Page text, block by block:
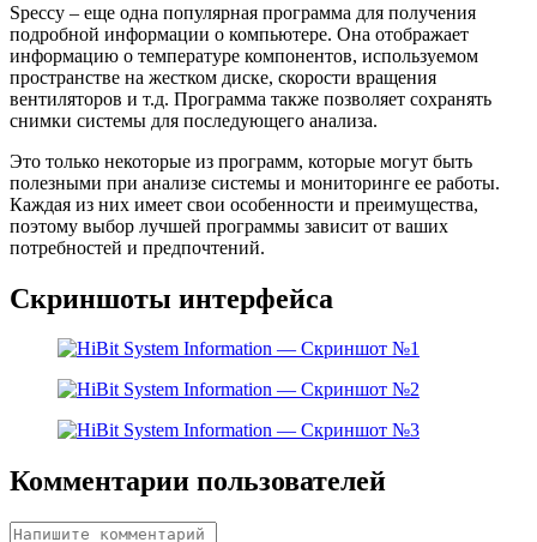
Speccy – еще одна популярная программа для получения
подробной информации о компьютере. Она отображает
информацию о температуре компонентов, используемом
пространстве на жестком диске, скорости вращения
вентиляторов и т.д. Программа также позволяет сохранять
снимки системы для последующего анализа.
Это только некоторые из программ, которые могут быть
полезными при анализе системы и мониторинге ее работы.
Каждая из них имеет свои особенности и преимущества,
поэтому выбор лучшей программы зависит от ваших
потребностей и предпочтений.
Скриншоты интерфейса
Комментарии пользователей